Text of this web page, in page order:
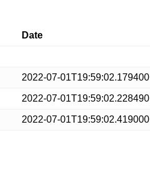
Date
2022-07-01T19:59:02.179400
2022-07-01T19:59:02.228490
2022-07-01T19:59:02.419000